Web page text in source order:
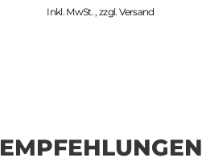
Inkl. MwSt. ,zzgl.Versand
EMPFEHLUNGEN